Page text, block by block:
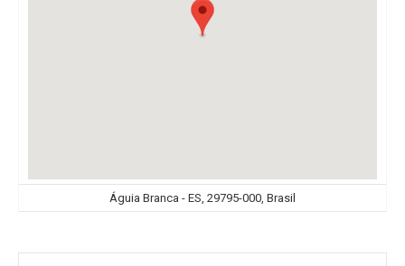
Águia Branca - ES, 29795-000, Brasil